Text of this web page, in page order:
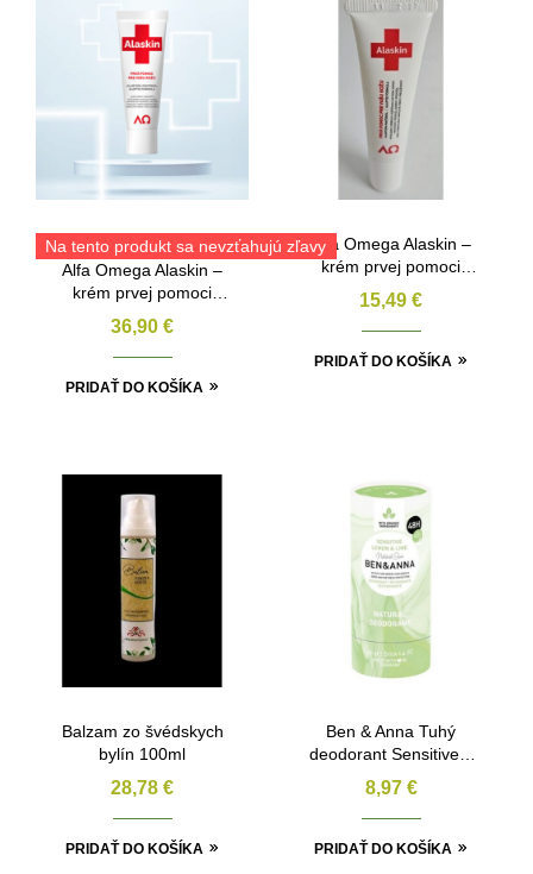
Na tento produkt sa nevzťahujú zľavy
Alfa Omega Alaskin –
krém prvej pomoci
30ml
36,90 €
PRIDAŤ DO KOŠÍKA
Alfa Omega Alaskin –
krém prvej pomoci
10ml
15,49 €
PRIDAŤ DO KOŠÍKA
Balzam zo švédskych
bylín 100ml
28,78 €
PRIDAŤ DO KOŠÍKA
Ben & Anna Tuhý
deodorant Sensitive –
Citrón a limetka 40g
8,97 €
PRIDAŤ DO KOŠÍKA